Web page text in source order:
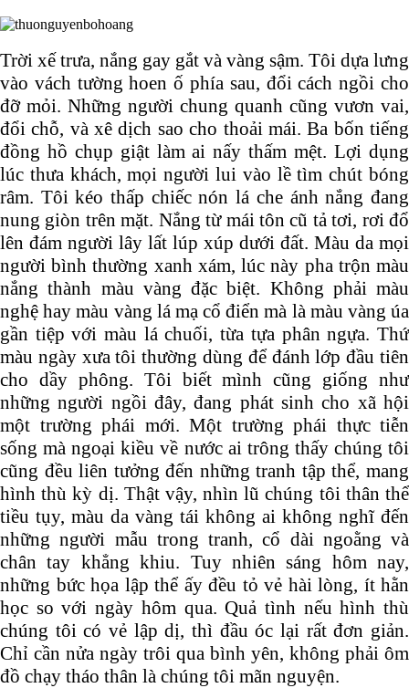
Trời xế trưa, nắng gay gắt và vàng sậm. Tôi dựa lưng
vào vách tường hoen ố phía sau, đổi cách ngồi cho
đỡ mỏi. Những người chung quanh cũng vươn vai,
đổi chỗ, và xê dịch sao cho thoải mái. Ba bốn tiếng
đồng hồ chụp giật làm ai nấy thấm mệt. Lợi dụng
lúc thưa khách, mọi người lui vào lề tìm chút bóng
râm. Tôi kéo thấp chiếc nón lá che ánh nắng đang
nung giòn trên mặt. Nắng từ mái tôn cũ tả tơi, rơi đổ
lên đám người lây lất lúp xúp dưới đất. Màu da mọi
người bình thường xanh xám, lúc này pha trộn màu
nắng thành màu vàng đặc biệt. Không phải màu
nghệ hay màu vàng lá mạ cổ điển mà là màu vàng úa
gần tiệp với màu lá chuối, từa tựa phân ngựa. Thứ
màu ngày xưa tôi thường dùng để đánh lớp đầu tiên
cho dầy phông. Tôi biết mình cũng giống như
những người ngồi đây, đang phát sinh cho xã hội
một trường phái mới. Một trường phái thực tiễn
sống mà ngoại kiều về nước ai trông thấy chúng tôi
cũng đều liên tưởng đến những tranh tập thể, mang
hình thù kỳ dị. Thật vậy, nhìn lũ chúng tôi thân thể
tiều tụy, màu da vàng tái không ai không nghĩ đến
những người mẫu trong tranh, cổ dài ngoằng và
chân tay khẳng khiu. Tuy nhiên sáng hôm nay,
những bức họa lập thể ấy đều tỏ vẻ hài lòng, ít hằn
học so với ngày hôm qua. Quả tình nếu hình thù
chúng tôi có vẻ lập dị, thì đầu óc lại rất đơn giản.
Chỉ cần nửa ngày trôi qua bình yên, không phải ôm
đồ chạy tháo thân là chúng tôi mãn nguyện.